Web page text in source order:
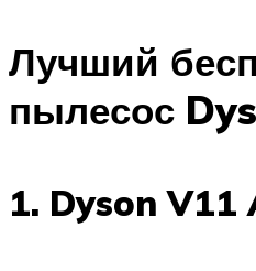
Лучший
пылесос
1. Dyson V11